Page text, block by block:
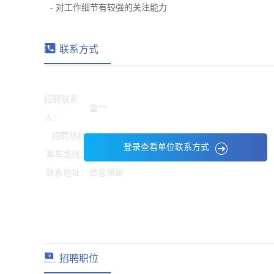
- 对工作细节有较强的关注能力
联系方式
登录查看单位联系方式
招聘联系
人：
曾**
招聘热线:137********
乘车路线：
联系地址：
信息保密
招聘职位